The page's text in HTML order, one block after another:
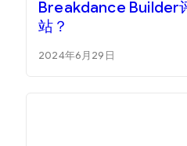
Breakdance Builder
站？
2024年6月29日